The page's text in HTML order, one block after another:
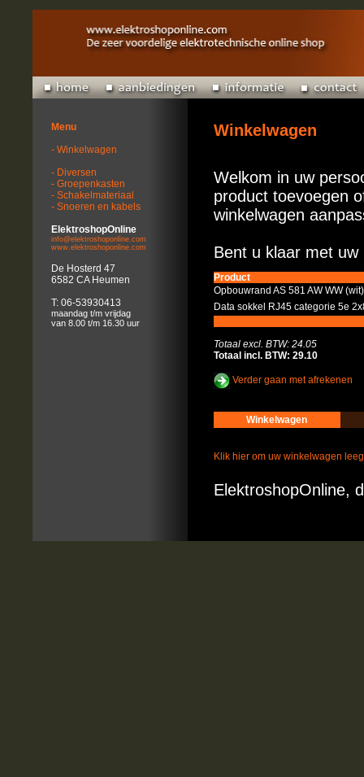
Menu
- Winkelwagen
- Diversen
- Groepenkasten
- Schakelmateriaal
- Snoeren en kabels
ElektroshopOnline
info@elektroshoponline.com
www.elektroshoponline.com
De Hosterd 47
6582 CA Heumen
T: 06-53930413
maandag t/m vrijdag
van 8.00 t/m 16.30 uur
Winkelwagen
Welkom in uw
product toevoegen
winkelwagen
Bent u klaar met
Product
Opbouwrand AS 581 AW WW
Data sokkel RJ45 categorie 5e
Totaal excl. BTW: 24.05
Totaal incl. BTW: 29.10
Verder gaan met afrekenen
Winkelwagen
Klik hier om uw winkelwagen
ElektroshopOnline,